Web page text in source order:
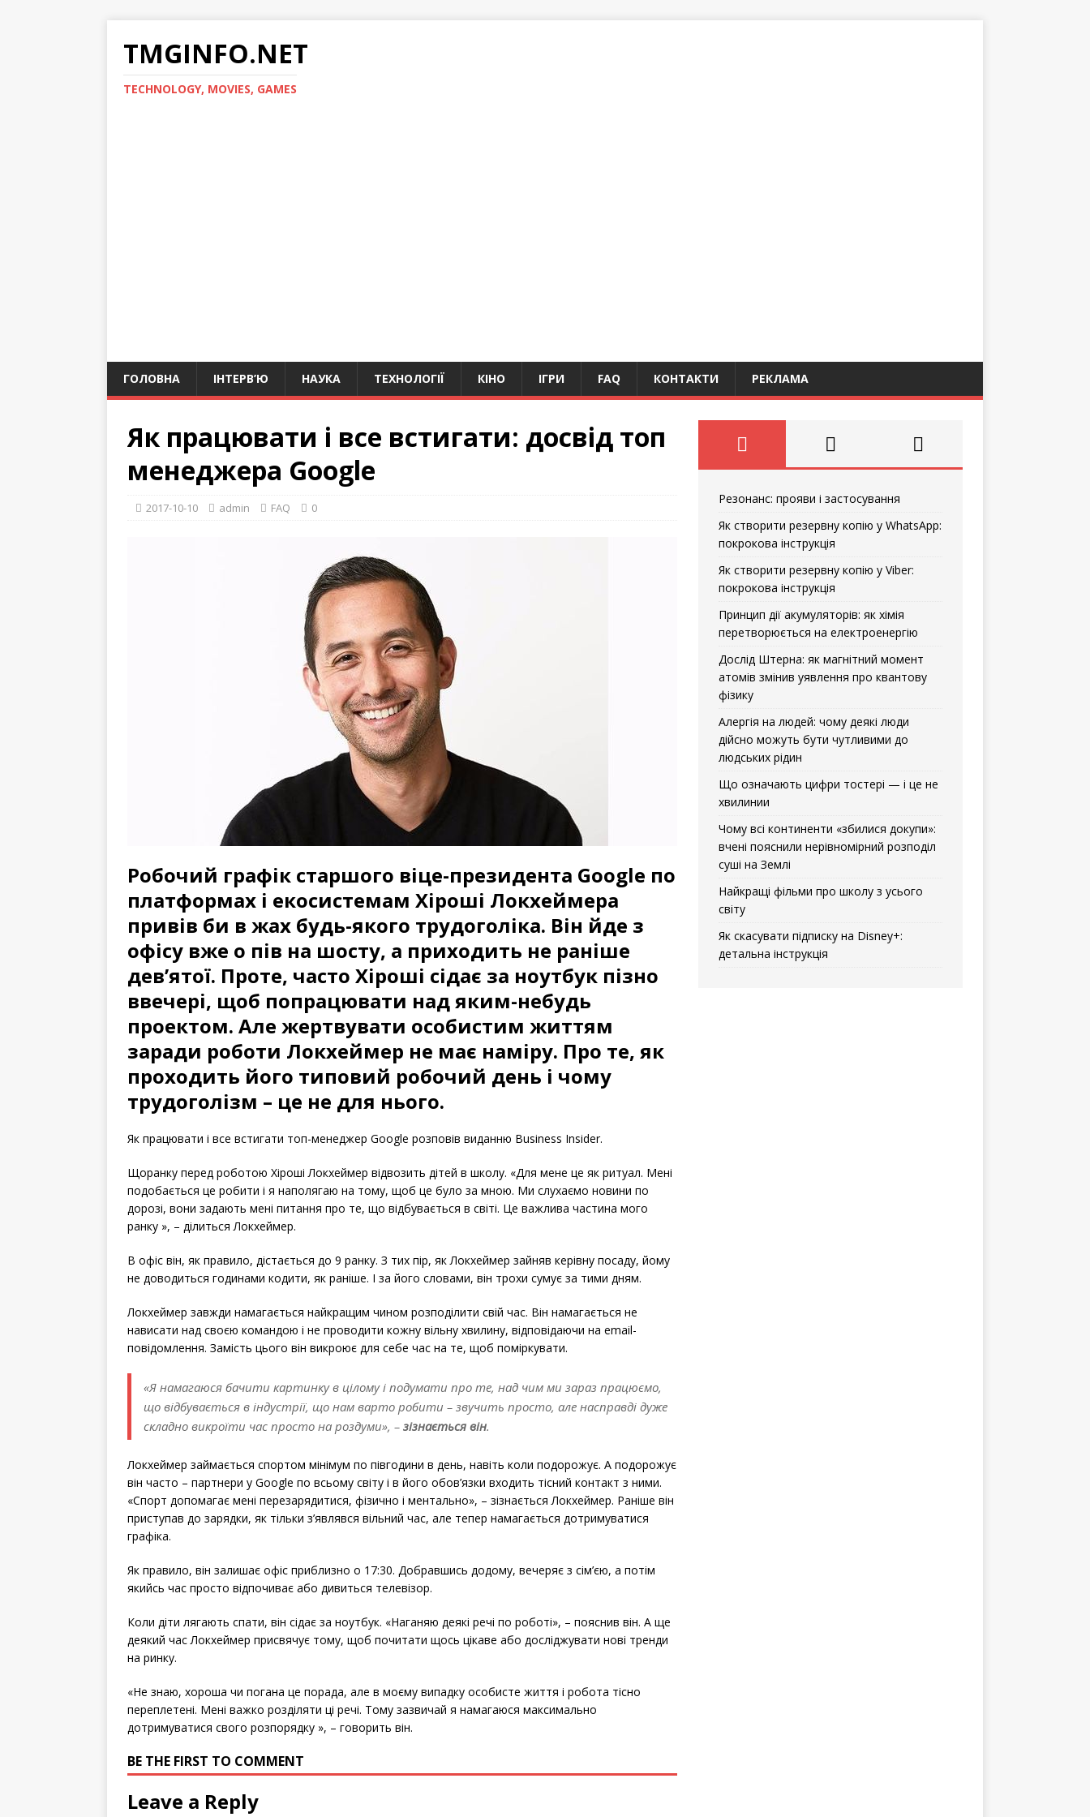
TMGINFO.NET
ТECHNOLOGY, MOVIES, GAMES
ГОЛОВНА ІНТЕРВ’Ю НАУКА ТЕХНОЛОГІЇ КІНО ІГРИ FAQ КОНТАКТИ РЕКЛАМА
Як працювати і все встигати: досвід топ
менеджера Google
2017-10-10 admin FAQ 0
Робочий графік старшого віце-президента Google по
платформах і екосистемам Хіроші Локхеймера
привів би в жах будь-якого трудоголіка. Він йде з
офісу вже о пів на шосту, а приходить не раніше
дев’ятої. Проте, часто Хіроші сідає за ноутбук пізно
ввечері, щоб попрацювати над яким-небудь
проектом. Але жертвувати особистим життям
заради роботи Локхеймер не має наміру. Про те, як
проходить його типовий робочий день і чому
трудоголізм – це не для нього.
Як працювати і все встигати топ-менеджер Google розповів виданню Business Insider.
Щоранку перед роботою Хіроші Локхеймер відвозить дітей в школу. «Для мене це як ритуал. Мені
подобається це робити і я наполягаю на тому, щоб це було за мною. Ми слухаємо новини по
дорозі, вони задають мені питання про те, що відбувається в світі. Це важлива частина мого
ранку », – ділиться Локхеймер.
В офіс він, як правило, дістається до 9 ранку. З тих пір, як Локхеймер зайняв керівну посаду, йому
не доводиться годинами кодити, як раніше. І за його словами, він трохи сумує за тими дням.
Локхеймер завжди намагається найкращим чином розподілити свій час. Він намагається не
нависати над своєю командою і не проводити кожну вільну хвилину, відповідаючи на email-
повідомлення. Замість цього він викроює для себе час на те, щоб поміркувати.
«Я намагаюся бачити картинку в цілому і подумати про те, над чим ми зараз працюємо,
що відбувається в індустрії, що нам варто робити – звучить просто, але насправді дуже
складно викроїти час просто на роздуми», – зізнається він.
Локхеймер займається спортом мінімум по півгодини в день, навіть коли подорожує. А подорожує
він часто – партнери у Google по всьому світу і в його обов’язки входить тісний контакт з ними.
«Спорт допомагає мені перезарядитися, фізично і ментально», – зізнається Локхеймер. Раніше він
приступав до зарядки, як тільки з’являвся вільний час, але тепер намагається дотримуватися
графіка.
Як правило, він залишає офіс приблизно о 17:30. Добравшись додому, вечеряє з сім’єю, а потім
якийсь час просто відпочиває або дивиться телевізор.
Коли діти лягають спати, він сідає за ноутбук. «Наганяю деякі речі по роботі», – пояснив він. А ще
деякий час Локхеймер присвячує тому, щоб почитати щось цікаве або досліджувати нові тренди
на ринку.
«Не знаю, хороша чи погана це порада, але в моєму випадку особисте життя і робота тісно
переплетені. Мені важко розділяти ці речі. Тому зазвичай я намагаюся максимально
дотримуватися свого розпорядку », – говорить він.
BE THE FIRST TO COMMENT
Leave a Reply
Резонанс: прояви і застосування
Як створити резервну копію у WhatsApp:
покрокова інструкція
Як створити резервну копію у Viber:
покрокова інструкція
Принцип дії акумуляторів: як хімія
перетворюється на електроенергію
Дослід Штерна: як магнітний момент
атомів змінив уявлення про квантову
фізику
Алергія на людей: чому деякі люди
дійсно можуть бути чутливими до
людських рідин
Що означають цифри тостері — і це не
хвилинии
Чому всі континенти «збилися докупи»:
вчені пояснили нерівномірний розподіл
суші на Землі
Найкращі фільми про школу з усього
світу
Як скасувати підписку на Disney+:
детальна інструкція